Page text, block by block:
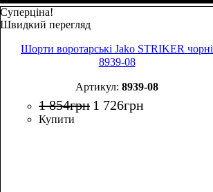
Суперціна!
Швидкий перегляд
Шорти воротарські Jako STRIKER чорні
8939-08
8939-08
1 854грн 1 726грн
Купити